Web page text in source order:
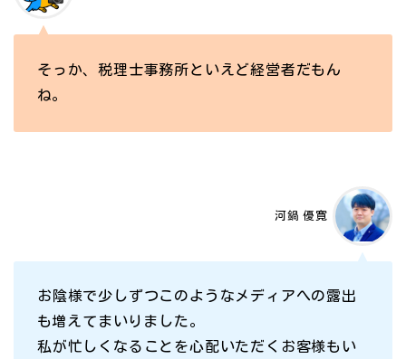
そっか、税理士事務所といえど経営者だもん
ね。
河鍋 優寛
お陰様で少しずつこのようなメディアへの露出
も増えてまいりました。
私が忙しくなることを心配いただくお客様もい